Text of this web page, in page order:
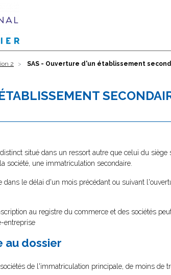
2 SAS - Ouverture d'un établissement
situé dans un ressort autre que celui du
société, une immatriculation secondaire.
dans le délai d'un mois précédant ou suivant
au registre du commerce et des sociétés
entreprise
au dossier
de l'immatriculation principale, de moins de